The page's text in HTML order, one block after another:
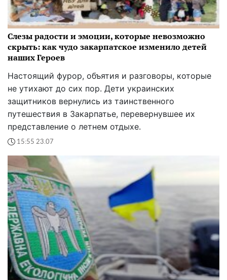
Слезы радости и эмоции, которые невозможно
скрыть: как чудо закарпатское изменило детей
наших Героев
Настоящий фурор, объятия и разговоры, которые
не утихают до сих пор. Дети украинских
защитников вернулись из таинственного
путешествия в Закарпатье, перевернувшее их
представление о летнем отдыхе.
15:55 23.07